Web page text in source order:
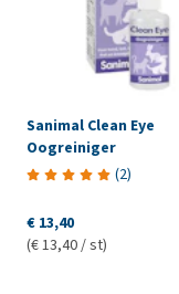
Sanimal Clean Eye
Oogreiniger
(2)
€ 13,40
(€ 13,40 / st)